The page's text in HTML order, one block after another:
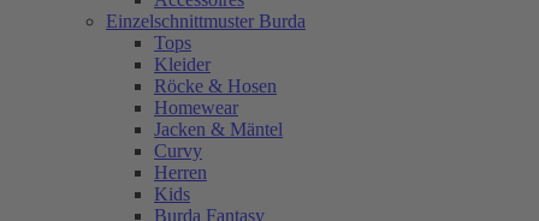
Einzelschnittmuster Burda
Tops
Kleider
Röcke & Hosen
Homewear
Jacken & Mäntel
Curvy
Herren
Kids
Burda Fantasy